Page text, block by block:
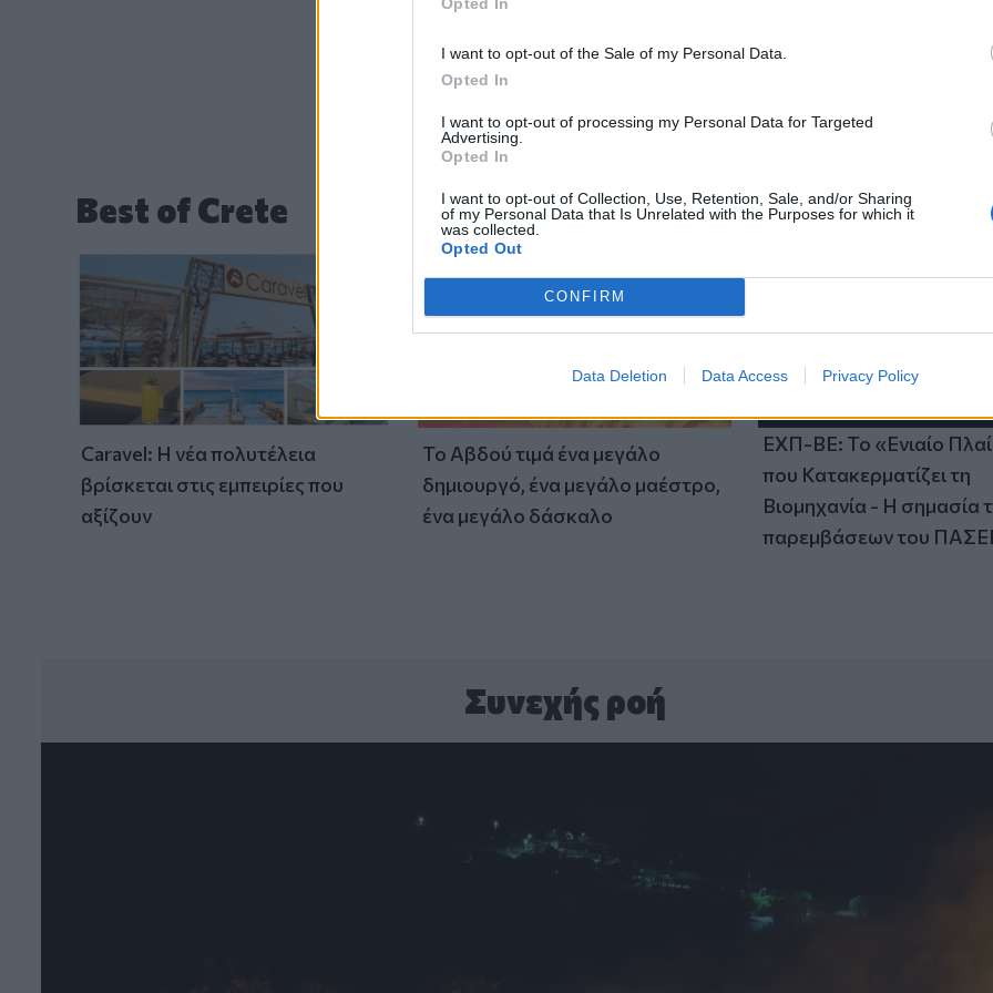
I want to opt-out of the Sale of my Personal Data.
Opted In
I want to opt-out of processing my Personal Data for Targeted
Advertising.
Opted In
I want to opt-out of Collection, Use, Retention, Sale, and/or Sharing
of my Personal Data that Is Unrelated with the Purposes for which it
was collected.
Opted Out
CONFIRM
Data Deletion Data Access Privacy Policy
Best of Crete
Caravel: Η νέα πολυτέλεια
βρίσκεται στις εμπειρίες που
αξίζουν
Το Αβδού τιμά ένα μεγάλο
δημιουργό, ένα μεγάλο μαέστρο,
ένα μεγάλο δάσκαλο
ΕΧΠ-ΒΕ: Το «Ενιαίο
που Κατακερματίζει τη
Βιομηχανία - Η σημασία
παρεμβάσεων του
Συνεχής ροή